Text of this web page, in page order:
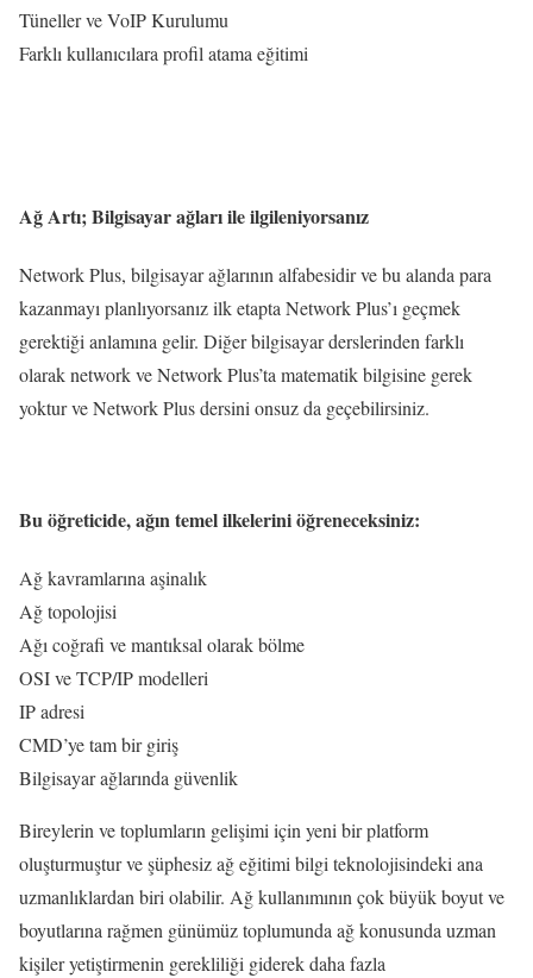
Tüneller ve VoIP Kurulumu
Farklı kullanıcılara profil atama eğitimi
Ağ Artı; Bilgisayar ağları ile ilgileniyorsanız
Network Plus, bilgisayar ağlarının alfabesidir ve bu alanda para
kazanmayı planlıyorsanız ilk etapta Network Plus’ı geçmek
gerektiği anlamına gelir. Diğer bilgisayar derslerinden farklı
olarak network ve Network Plus’ta matematik bilgisine gerek
yoktur ve Network Plus dersini onsuz da geçebilirsiniz.
Bu öğreticide, ağın temel ilkelerini öğreneceksiniz:
Ağ kavramlarına aşinalık
Ağ topolojisi
Ağı coğrafi ve mantıksal olarak bölme
OSI ve TCP/IP modelleri
IP adresi
CMD’ye tam bir giriş
Bilgisayar ağlarında güvenlik
Bireylerin ve toplumların gelişimi için yeni bir platform
oluşturmuştur ve şüphesiz ağ eğitimi bilgi teknolojisindeki ana
uzmanlıklardan biri olabilir. Ağ kullanımının çok büyük boyut ve
boyutlarına rağmen günümüz toplumunda ağ konusunda uzman
kişiler yetiştirmenin gerekliliği giderek daha fazla